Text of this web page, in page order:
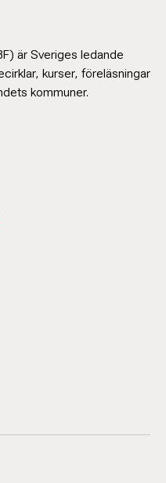
är Sveriges ledande
kurser, föreläsningar
kommuner.